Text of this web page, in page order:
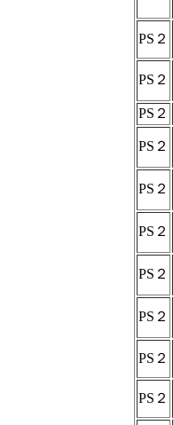
PS２
PS２
PS２
PS２
PS２
PS２
PS２
PS２
PS２
PS２